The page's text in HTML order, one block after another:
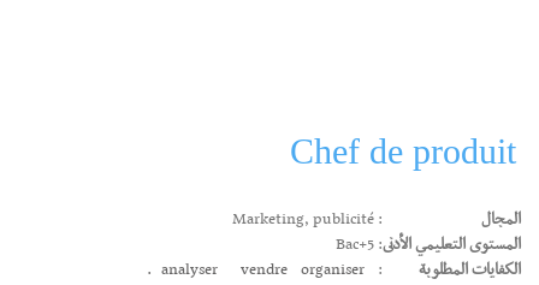
Chef de produit
المجال
: Marketing, publicité
المستوى التعليمي الأدنى: Bac+5
الكفايات المطلوبة
:
analyser vendre organiser.